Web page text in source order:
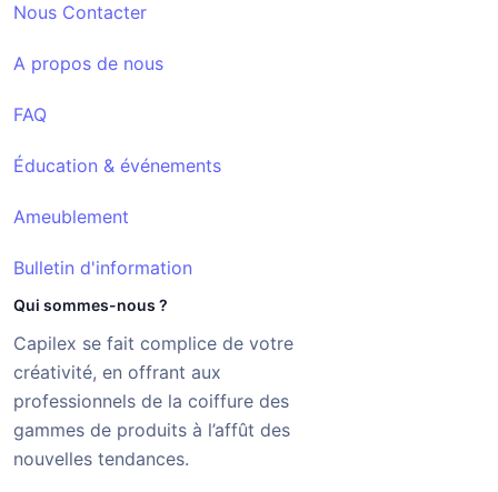
Nous Contacter
A propos de nous
FAQ
Éducation & événements
Ameublement
Bulletin d'information
Qui sommes-nous ?
Capilex se fait complice de votre
créativité, en offrant aux
professionnels de la coiffure des
gammes de produits à l’affût des
nouvelles tendances.